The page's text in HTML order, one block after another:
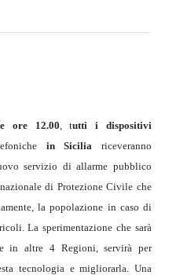
ore 12.00, tutti i dispositivi
in Sicilia riceveranno
servizio di allarme pubblico
di Protezione Civile che
la popolazione in caso di
La sperimentazione che sarà
in altre 4 Regioni, servirà per
tecnologia e migliorarla. Una